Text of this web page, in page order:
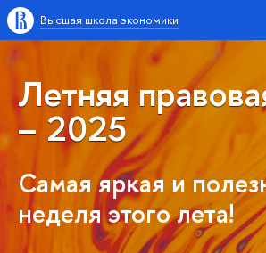
Высшая школа экономики
Летняя
– 2025
Самая яркая и
неделя этого лета!